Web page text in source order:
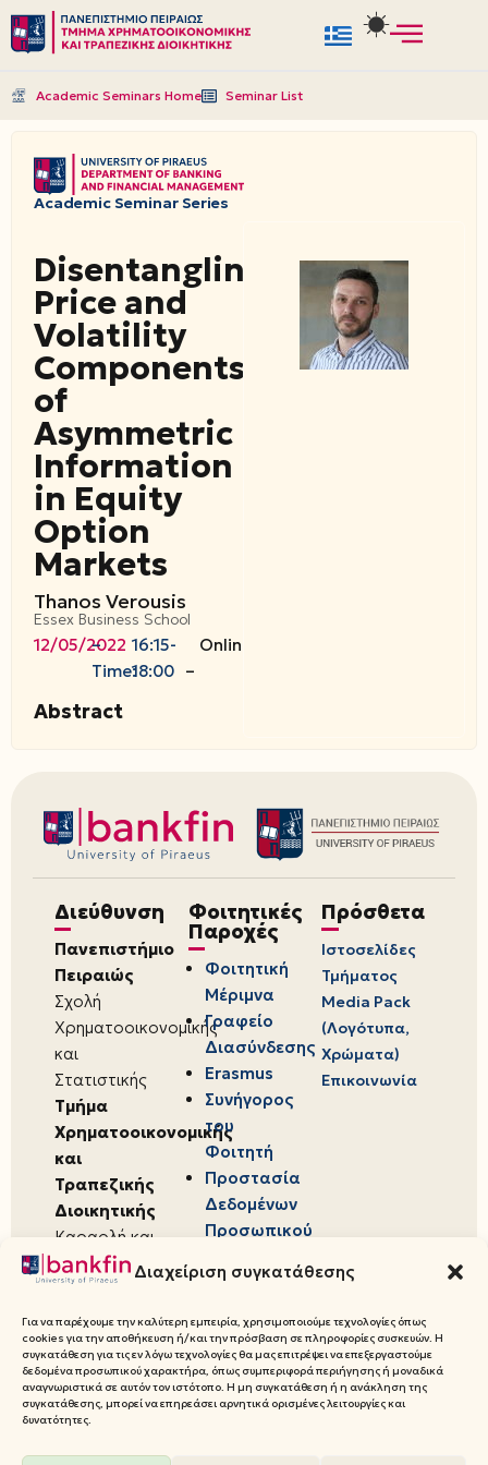
Διαχείριση συγκατάθεσης
Για να παρέχουμε την καλύτερη εμπειρία, χρησιμοποιούμε τεχνολογίες όπως
cookies για την αποθήκευση ή/και την πρόσβαση σε πληροφορίες συσκευών. Η
συγκατάθεση για τις εν λόγω τεχνολογίες θα μας επιτρέψει να επεξεργαστούμε
δεδομένα προσωπικού χαρακτήρα, όπως συμπεριφορά περιήγησης ή μοναδικά
αναγνωριστικά σε αυτόν τον ιστότοπο. Η μη συγκατάθεση ή η ανάκληση της
συγκατάθεσης, μπορεί να επηρεάσει αρνητικά ορισμένες λειτουργίες και
δυνατότητες.
Μεταπηδήστε
στο
Academic Seminars Home Seminar List
Academic Seminar Series
Disentangling
Price and
Volatility
Components
of
Asymmetric
Information
in Equity
Option
Markets
Thanos Verousis
Essex Business School
12/05/2022
–
Time:
16:15-
18:00 –
Online
Abstract
Διεύθυνση
Πανεπιστήμιο
Πειραιώς
Σχολή
Χρηματοοικονομικής
και
Στατιστικής
Τμήμα
Χρηματοοικονομικής
και
Τραπεζικής
Διοικητικής
Καραολή και
Δημητρίου 80,
18534,
Πειραιάς
Φοιτητικές
Παροχές
Φοιτητική
Μέριμνα
Γραφείο
Διασύνδεσης
Erasmus
Συνήγορος
του
Φοιτητή
Προστασία
Δεδομένων
Προσωπικού
Πρόσθετα
Ιστοσελίδες
Τμήματος
Media Pack
(Λογότυπα,
Χρώματα)
Επικοινωνία
© 2026 Πανεπιστήμιο Πειραιώς,